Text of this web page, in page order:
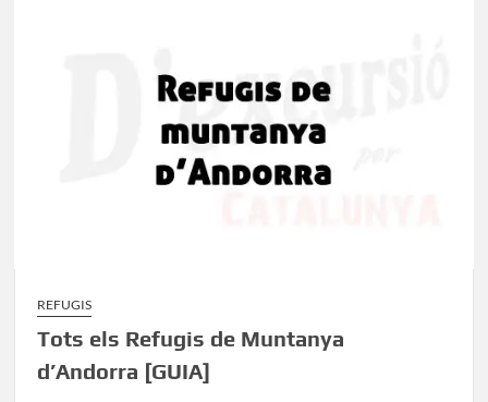
informació
REFUGIS
Tots els Refugis de Muntanya
d’Andorra [GUIA]